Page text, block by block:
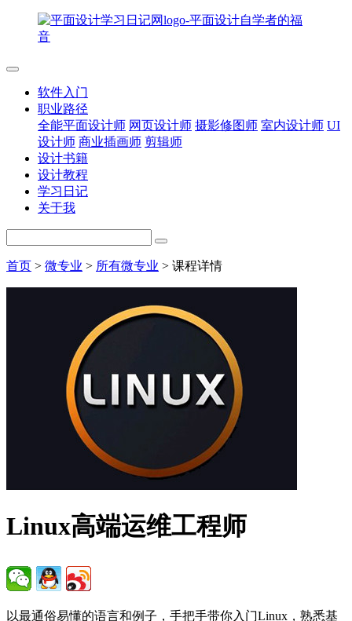
软件入门
职业路径
全能平面设计师 网页设计师 摄影修图师 室内设计师 UI
设计师 商业插画师 剪辑师
设计书籍
设计教程
学习日记
关于我
首页 > 微专业 > 所有微专业 > 课程详情
Linux高端运维工程师
以最通俗易懂的语言和例子，手把手带你入门Linux，熟悉基